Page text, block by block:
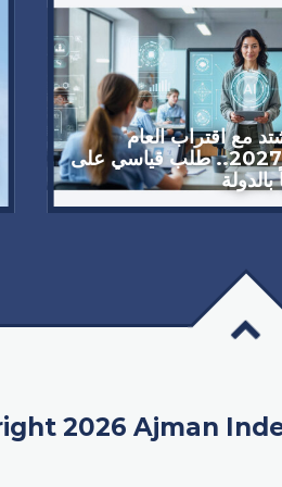
مع اقتراب العام
الدراسي 2026-2027.. طلب قياسي على
2026 Ajman